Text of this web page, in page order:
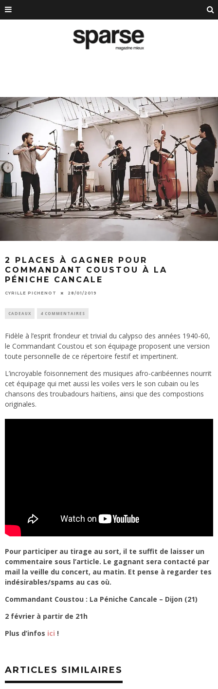
2 PLACES À GAGNER POUR
COMMANDANT COUSTOU À LA
PÉNICHE CANCALE
CYRILLE PICHENOT 28/01/2019
CADEAUX 4 COMMENTAIRES
Fidèle à l’esprit frondeur et trivial du calypso des années 1940-60,
le Commandant Coustou et son équipage proposent une version
toute personnelle de ce répertoire festif et impertinent.
L’incroyable foisonnement des musiques afro-caribéennes nourrit
cet équipage qui met aussi les voiles vers le son cubain ou les
chansons des troubadours haïtiens, ainsi que des compostions
originales.
Pour participer au tirage au sort, il te suffit de laisser un
commentaire sous l’article. Le gagnant sera contacté par
mail la veille du concert, au matin. Et pense à regarder tes
indésirables/spams au cas où.
Commandant Coustou : La Péniche Cancale – Dijon (21)
2 février à partir de 21h
Plus d’infos ici !
ARTICLES SIMILAIRES